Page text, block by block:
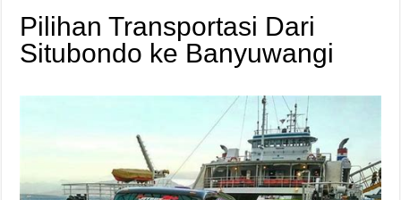
Pilihan Transportasi Dari
Situbondo ke Banyuwangi